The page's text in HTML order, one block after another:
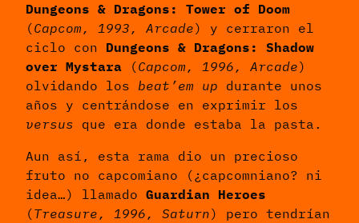
Dungeons & Dragons: Tower of Doom
(Capcom, 1993, Arcade) y cerraron el
ciclo con Dungeons & Dragons: Shadow
over Mystara
(Capcom, 1996, Arcade)
olvidando los beat’em up durante unos
años y centrándose en exprimir los
versus que era donde estaba la pasta.
Aun así, esta rama dio un precioso
fruto no capcomiano (¿capcomniano? ni
idea…) llamado Guardian Heroes
(Treasure, 1996, Saturn) pero tendrían